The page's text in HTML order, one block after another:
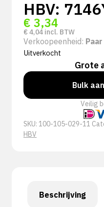
HBV:
€ 3,34
€ 4,04 incl. BTW
Verkoopeenheid: Paar
Uitverkocht
Grote
Bulk
Veilig
SKU: 100-105-029-11
HBV
Beschrijving